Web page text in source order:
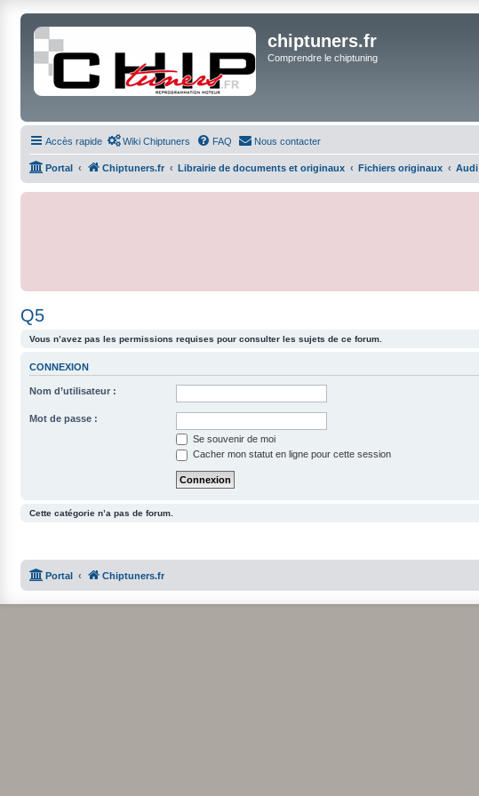
chiptuners.fr
Comprendre le chiptuning
Accès rapide Wiki Chiptuners FAQ Nous contacter
Portal Chiptuners.fr Librairie de documents et originaux Fichiers originaux Audi
Q5
Vous n’avez pas les permissions requises pour consulter les sujets de ce forum.
CONNEXION
Nom d’utilisateur :
Mot de passe :
Se souvenir de moi
Cacher mon statut en ligne pour cette session
Cette catégorie n’a pas de forum.
Portal Chiptuners.fr